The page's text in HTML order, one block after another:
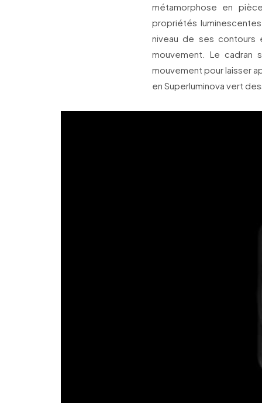
métamorphose en
propriétés
niveau de ses contours
mouvement. Le
mouvement pour laisser
en Superluminova vert